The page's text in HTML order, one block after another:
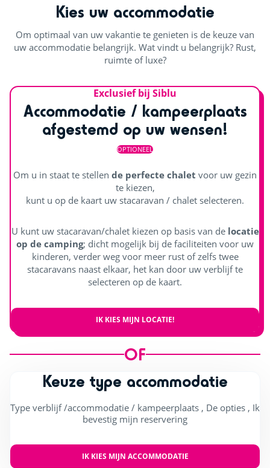
Kies uw accommodatie
Om optimaal van uw vakantie te genieten is de keuze van
uw accommodatie belangrijk. Wat vindt u belangrijk? Rust,
ruimte of luxe?
Exclusief bij Siblu
Accommodatie / kampeerplaats
afgestemd op uw wensen!
OPTIONEEL
Om u in staat te stellen de perfecte chalet voor uw gezin
te kiezen,
kunt u op de kaart uw stacaravan / chalet selecteren.
U kunt uw stacaravan/chalet kiezen op basis van delocatie
op de camping; dicht mogelijk bij de faciliteiten voor uw
kinderen, verder weg voor meer rust of zelfs twee
stacaravans naast elkaar, het kan door uw verblijf te
selecteren op de kaart.
IK KIES MIJN LOCATIE!
OF
Keuze type accommodatie
Type verblijf /accommodatie / kampeerplaats , De opties , Ik
bevestig mijn reservering
IK KIES MIJN ACCOMMODATIE